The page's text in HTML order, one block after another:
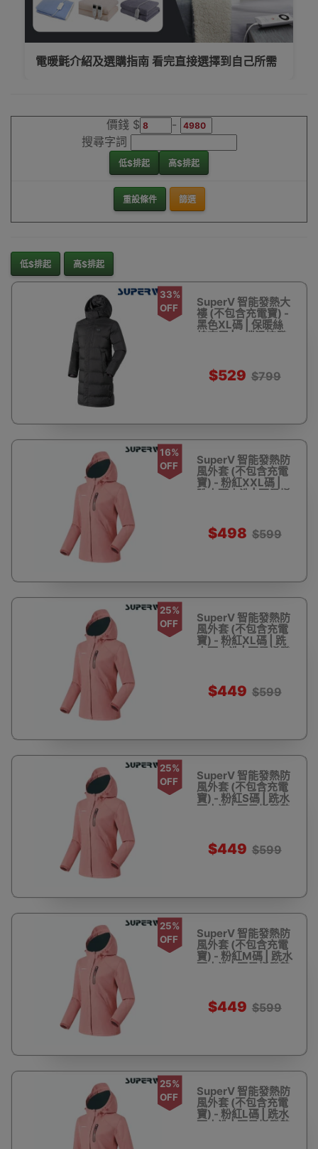
電暖氈介紹及選購指南 看完直接選擇到自己所需
價錢 $
-
搜尋字詞
低$排起 高$排起
重設條件 篩選
低$排起 高$排起
33%
OFF
SuperV 智能發熱大
褸 (不包含充電寶) -
黑色XL碼 | 保暖絲
棉夾層 | 3檔溫控發
$529 $799
16%
OFF
SuperV 智能發熱防
風外套 (不包含充電
寶) - 粉紅XXL碼 |
跣水可水洗 | 石墨烯
$498 $599
25%
OFF
SuperV 智能發熱防
風外套 (不包含充電
寶) - 粉紅XL碼 | 跣
水可水洗 | 石墨烯發
$449 $599
25%
OFF
SuperV 智能發熱防
風外套 (不包含充電
寶) - 粉紅S碼 | 跣水
可水洗 | 石墨烯發熱
$449 $599
25%
OFF
SuperV 智能發熱防
風外套 (不包含充電
寶) - 粉紅M碼 | 跣水
可水洗 | 石墨烯發熱
$449 $599
25%
OFF
SuperV 智能發熱防
風外套 (不包含充電
寶) - 粉紅L碼 | 跣水
可水洗 | 石墨烯發熱